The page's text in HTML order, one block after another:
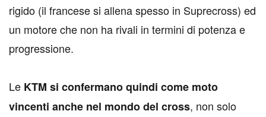
rigido (il francese si allena spesso in Suprecross) ed
un motore che non ha rivali in termini di potenza e
progressione.
Le KTM si confermano quindi come moto
vincenti anche nel mondo del cross, non solo